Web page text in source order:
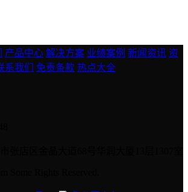
产品中心 解决方案 业绩案例 新闻资讯 资
系我们 免责条款 热点大全